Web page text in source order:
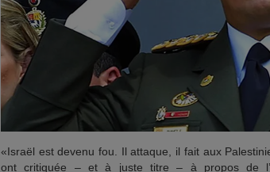
«Israël est devenu fou. Il attaque, il fait aux
ont critiquée – et à juste titre – à propos de